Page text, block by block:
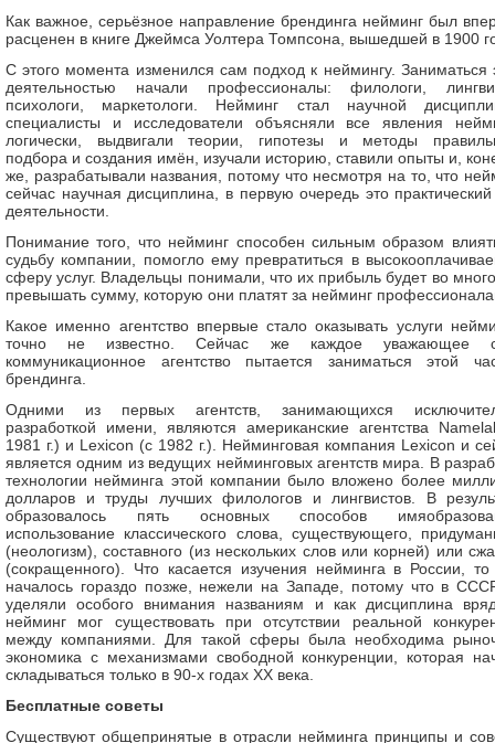
Как важное, серьёзное направление брендинга нейминг был
расценен в книге Джеймса Уолтера Томпсона, вышедшей в 1900
С этого момента изменился сам подход к неймингу. Заниматься
деятельностью начали профессионалы: филологи,
психологи, маркетологи. Нейминг стал научной
специалисты и исследователи объясняли все явления
логически, выдвигали теории, гипотезы и методы
подбора и создания имён, изучали историю, ставили опыты и,
же, разрабатывали названия, потому что несмотря на то, что
сейчас научная дисциплина, в первую очередь это
деятельности.
Понимание того, что нейминг способен сильным образом
судьбу компании, помогло ему превратиться в
сферу услуг. Владельцы понимали, что их прибыль будет во
превышать сумму, которую они платят за нейминг
Какое именно агентство впервые стало оказывать услуги
точно не известно. Сейчас же каждое уважающее
коммуникационное агентство пытается заниматься этой
брендинга.
Одними из первых агентств, занимающихся
разработкой имени, являются американские агентства
1981 г.) и Lexicon (с 1982 г.). Нейминговая компания Lexicon и
является одним из ведущих нейминговых агентств мира. В
технологии нейминга этой компании было вложено более
долларов и труды лучших филологов и лингвистов. В
образовалось пять основных способов
использование классического слова, существующего,
(неологизм), составного (из нескольких слов или корней) или
(сокращенного). Что касается изучения нейминга в России,
началось гораздо позже, нежели на Западе, потому что в
уделяли особого внимания названиям и как дисциплина
нейминг мог существовать при отсутствии реальной
между компаниями. Для такой сферы была необходима
экономика с механизмами свободной конкуренции, которая
складываться только в 90-х годах XX века.
Бесплатные советы
Существуют общепринятые в отрасли нейминга принципы и